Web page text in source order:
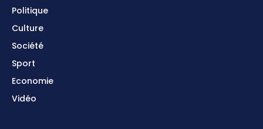
Politique
Culture
Société
Sport
Economie
Vidéo